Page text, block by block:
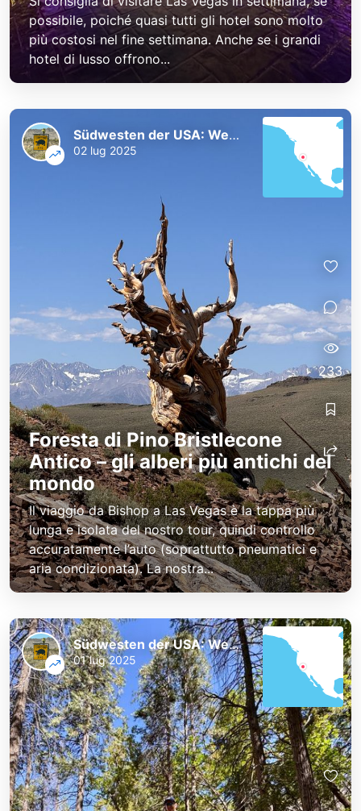
possibile, poiché quasi tutti gli hotel sono molto
più costosi nel fine settimana. Anche se i grandi
hotel di lusso offrono...
Foresta di Pino Bristlecone
Antico – gli alberi più antichi del
mondo
Il viaggio da Bishop a Las Vegas è la tappa più
lunga e isolata del nostro tour, quindi controllo
accuratamente l’auto (soprattutto pneumatici e
aria condizionata). La nostra...
Südwesten der USA: Westküste und Nationalparks
02 lug 2025
233
Südwesten der USA: Westküste und Nationalparks
01 lug 2025